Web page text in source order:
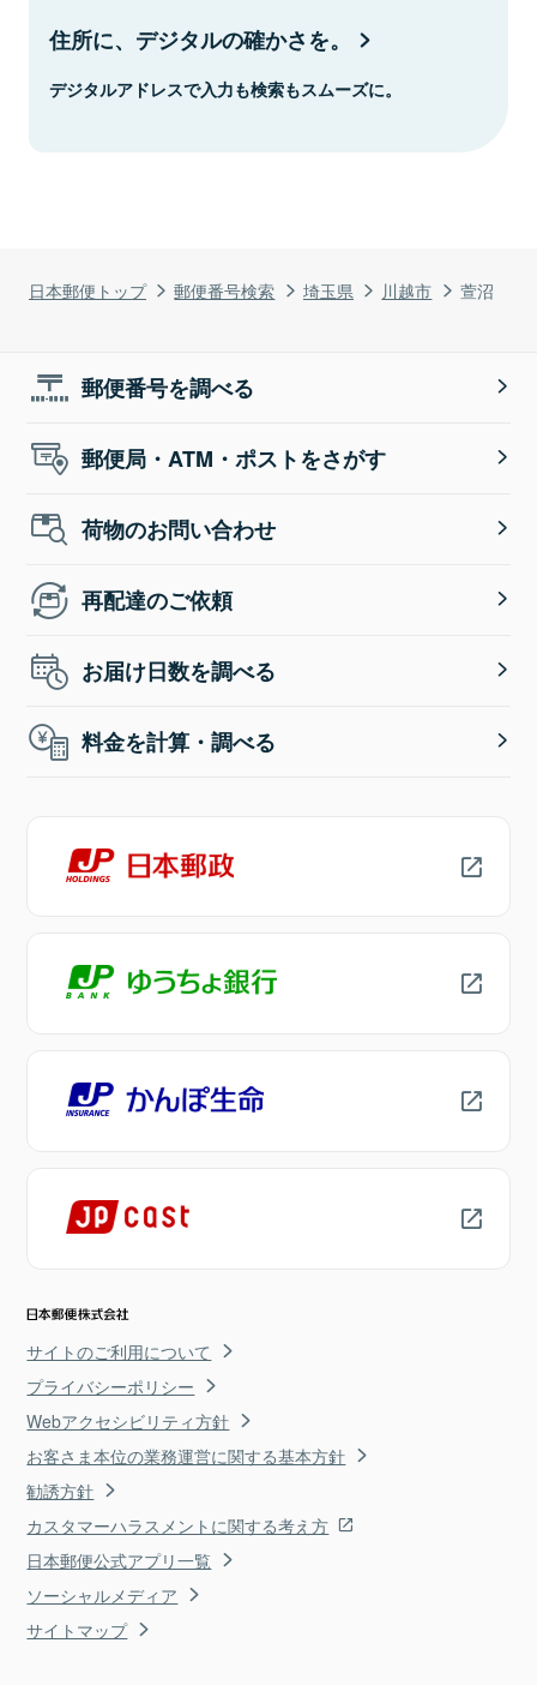
日本郵便トップ 郵便番号検索 埼玉県 川越市 萱沼
住所に、デジタルの確かさを。
デジタルアドレスで入力も検索もスムーズに。
郵便番号を調べる
郵便局・ATM・ポストをさがす
荷物のお問い合わせ
再配達のご依頼
お届け日数を調べる
料金を計算・調べる
サイトのご利用について
プライバシーポリシー
Webアクセシビリティ方針
お客さま本位の業務運営に関する基本方針
勧誘方針
カスタマーハラスメントに関する考え方
日本郵便公式アプリ一覧
ソーシャルメディア
サイトマップ